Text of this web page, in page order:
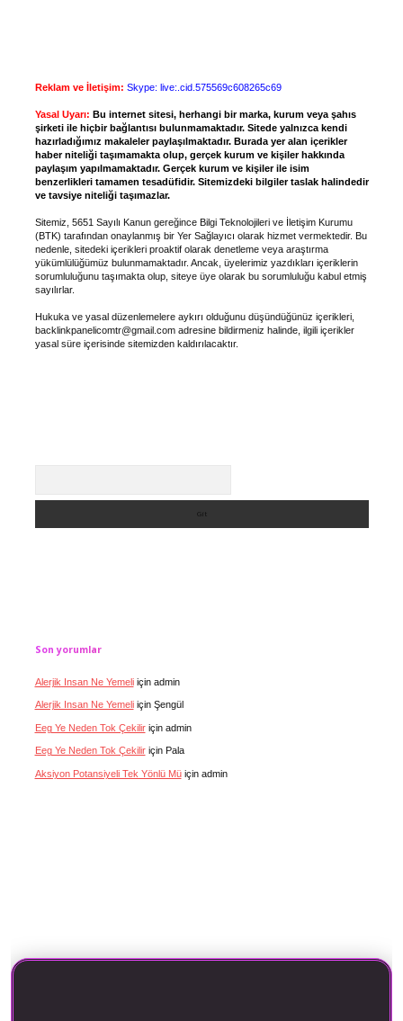
Reklam ve İletişim: Skype: live:.cid.575569c608265c69
Yasal Uyarı: Bu internet sitesi, herhangi bir marka, kurum veya şahıs
şirketi ile hiçbir bağlantısı bulunmamaktadır. Sitede yalnızca kendi
hazırladığımız makaleler paylaşılmaktadır. Burada yer alan içerikler
haber niteliği taşımamakta olup, gerçek kurum ve kişiler hakkında
paylaşım yapılmamaktadır. Gerçek kurum ve kişiler ile isim
benzerlikleri tamamen tesadüfidir. Sitemizdeki bilgiler taslak halindedir
ve tavsiye niteliği taşımazlar.
Sitemiz, 5651 Sayılı Kanun gereğince Bilgi Teknolojileri ve İletişim Kurumu
(BTK) tarafından onaylanmış bir Yer Sağlayıcı olarak hizmet vermektedir. Bu
nedenle, sitedeki içerikleri proaktif olarak denetleme veya araştırma
yükümlülüğümüz bulunmamaktadır. Ancak, üyelerimiz yazdıkları içeriklerin
sorumluluğunu taşımakta olup, siteye üye olarak bu sorumluluğu kabul etmiş
sayılırlar.
Hukuka ve yasal düzenlemelere aykırı olduğunu düşündüğünüz içerikleri,
backlinkpanelicomtr@gmail.comadresine bildirmeniz halinde, ilgili içerikler
yasal süre içerisinde sitemizden kaldırılacaktır.
Son yorumlar
Alerjik Insan Ne Yemeliiçin admin
Alerjik Insan Ne Yemeliiçin Şengül
Eeg Ye Neden Tok Çekiliriçin admin
Eeg Ye Neden Tok Çekiliriçin Pala
Aksiyon Potansiyeli Tek Yönlü Müiçin admin